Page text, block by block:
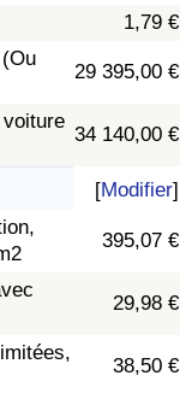
1,79 €
29 395,00 €
34 140,00 €
[Modifier]
395,07 €
29,98 €
38,50 €